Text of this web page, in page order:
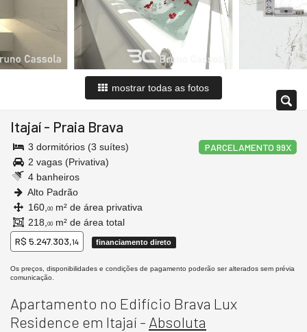
mostrar todas as fotos
Itajaí - Praia Brava
PARCELAMENTO 99X
3 dormitórios (3 suítes)
2 vagas (Privativa)
4 banheiros
Alto Padrão
160, 00 m² de área privativa
218, 00 m² de área total
R$ 5.247.303,14 financiamento direto
Os preços, disponibilidades e condições de pagamento poderão ser alterados sem prévia
comunicação.
Apartamento no Edifício Brava Lux
Residence em Itajaí - Absoluta